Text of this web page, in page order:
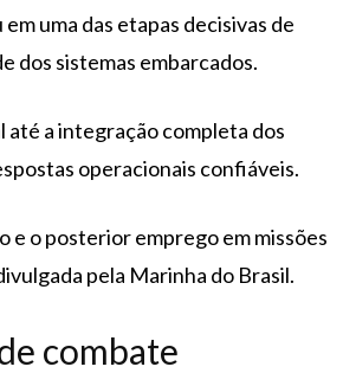
uma das etapas decisivas de
dos sistemas embarcados.
até a integração completa dos
operacionais confiáveis.
e o posterior emprego em missões
pela Marinha do Brasil.
combate